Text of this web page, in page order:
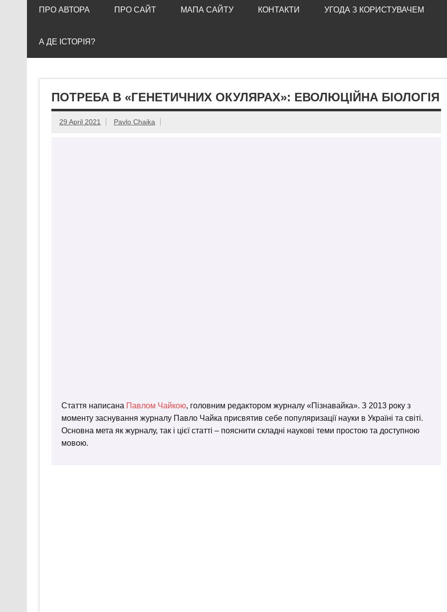
ПРО АВТОРА ПРО САЙТ МАПА САЙТУ КОНТАКТИ УГОДА З КОРИСТУВАЧЕМ
А ДЕ ІСТОРІЯ?
ПОТРЕБА В «ГЕНЕТИЧНИХ ОКУЛЯРАХ»: ЕВОЛЮЦІЙНА БІОЛОГІЯ
29 April 2021 Pavlo Chaika
Стаття написана Павлом Чайкою, головним редактором журналу «Пізнавайка». З 2013 року з
моменту заснування журналу Павло Чайка присвятив себе популяризації науки в Україні та світі.
Основна мета як журналу, так і цієї статті – пояснити складні наукові теми простою та доступною
мовою.